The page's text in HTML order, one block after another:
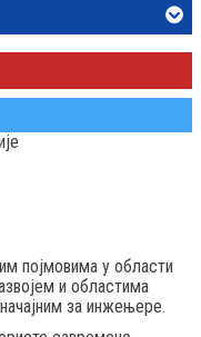
појмовима у области
и областима
за инжењере.